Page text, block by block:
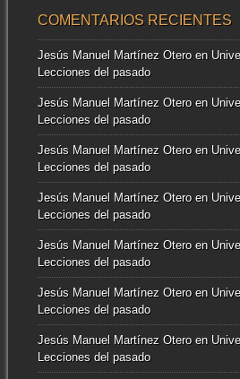
COMENTARIOS RECIENTES
Jesús Manuel Martínez Oteroen
Lecciones del pasado
Jesús Manuel Martínez Oteroen
Lecciones del pasado
Jesús Manuel Martínez Oteroen
Lecciones del pasado
Jesús Manuel Martínez Oteroen
Lecciones del pasado
Jesús Manuel Martínez Oteroen
Lecciones del pasado
Jesús Manuel Martínez Oteroen
Lecciones del pasado
Jesús Manuel Martínez Oteroen
Lecciones del pasado